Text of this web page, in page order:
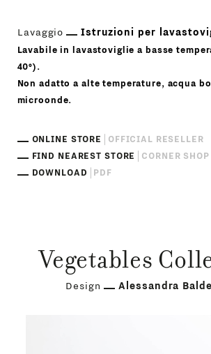
Lavaggio Istruzioni per
Lavabile in lavastoviglie a basse
40°).
Non adatto a alte temperature, acqua
microonde.
ONLINE STORE
OFFICIAL RESELLER
FIND NEAREST STORE
CORNER SHOP
DOWNLOAD
PDF
Vegetables
Design Alessandra